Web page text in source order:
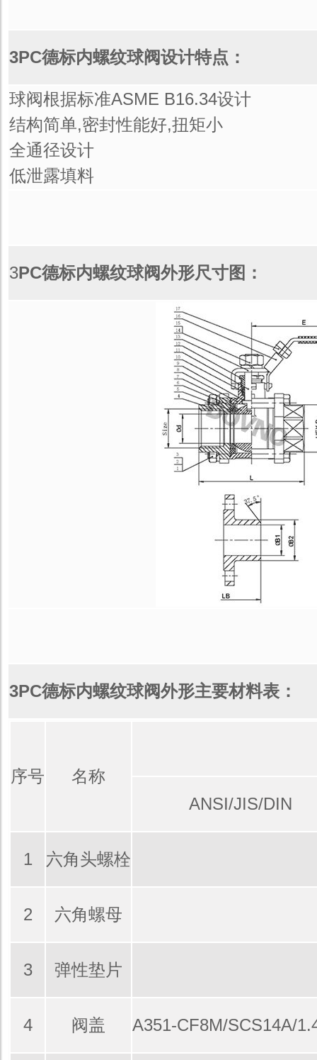
3PC德标内螺纹球阀设计特点：
球阀根据标准ASME B16.34设计
结构简单,密封性能好,扭矩小
全通径设计
低泄露填料
3PC德标内螺纹球阀外形尺寸图：
3PC德标内螺纹球阀外形主要材料表：
序号
名称
ANSI/JIS/DIN
1 六角头螺栓
2 六角螺母
3 弹性垫片
4 阀盖 A351-CF8M/SCS14A/